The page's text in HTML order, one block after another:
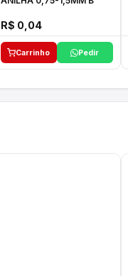
R$ 0,04
Carrinho Pedir